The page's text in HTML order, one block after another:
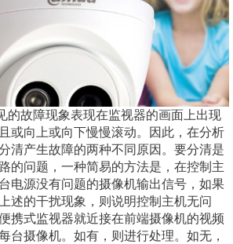
的故障现象表现在监视器的画面上出现
或向上或向下慢慢滚动。因此，在分析
清产生故障的两种不同原因。要分清是
的问题，一种简易的方法是，在控制主
电源没有问题的摄像机输出信号，如果
述的干扰现象，则说明控制主机无问
携式监视器就近接在前端摄像机的视频
台摄像机。如有，则进行处理。如无，